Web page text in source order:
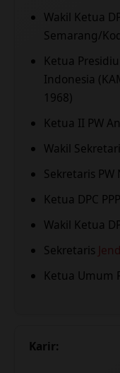
Wakil Ketua
Semarang/
Ketua
Indonesia
1968)
Ketua II PW
Wakil
Sekretaris PW
Ketua DPC
Wakil Ketua
Sekretaris
Ketua Umum
Karir: